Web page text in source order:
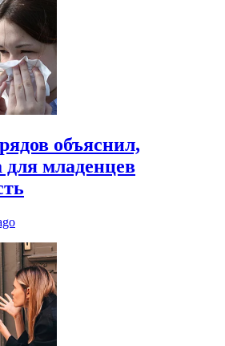
объяснил,
для младенцев